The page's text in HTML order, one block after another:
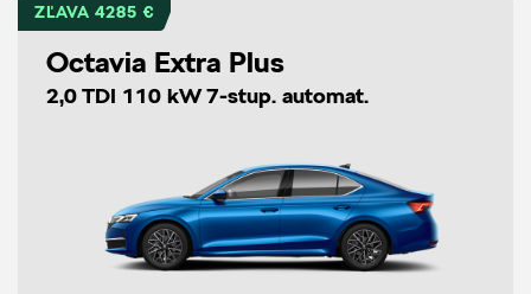
ZĽAVA 4285 €
Octavia Extra Plus
2,0 TDI 110 kW 7-stup. automat.